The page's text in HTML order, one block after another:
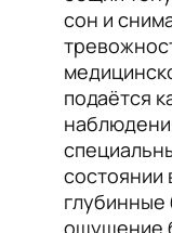
сон и
подаётся
состоянии
глубинные
ощущение